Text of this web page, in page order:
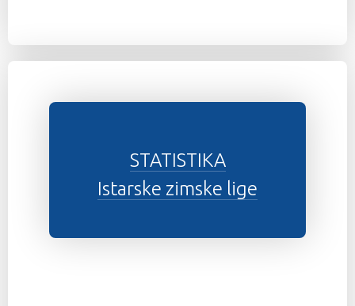
STATISTIKA
Istarske zimske lige